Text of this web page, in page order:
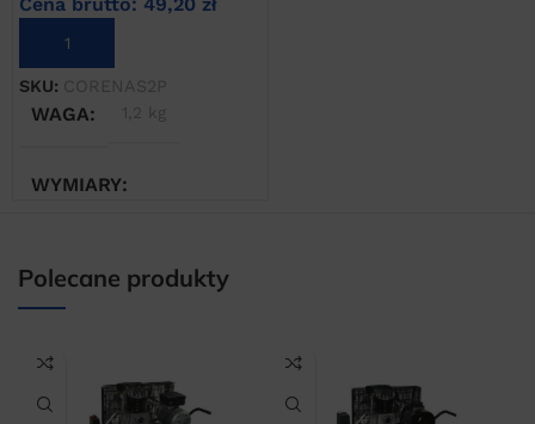
DODAJ DO KOSZYKA
SKU: CORENAS2P
WAGA 1,2 kg
WYMIARY
Polecane produkty